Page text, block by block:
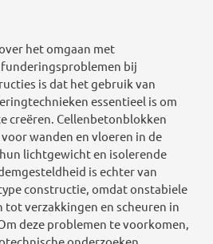
het omgaan met
bij
is dat het gebruik van
essentieel is om
creëren. Cellenbetonblokken
wanden en vloeren in de
lichtgewicht en isolerende
is echter van
constructie, omdat onstabiele
tot verzakkingen en scheuren in
deze problemen te voorkomen,